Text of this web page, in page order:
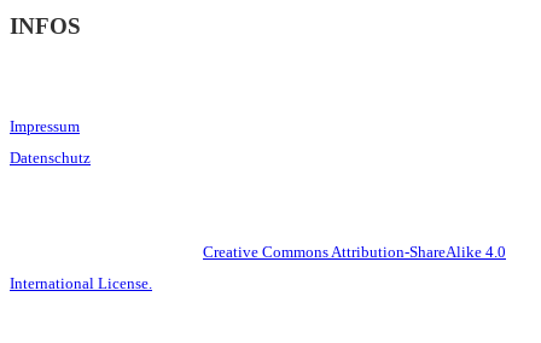
INFOS
Impressum
Datenschutz
Creative Commons Attribution-ShareAlike 4.0
International License.